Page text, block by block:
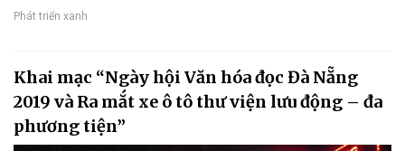
Phát triển xanh
Khai mạc “Ngày hội Văn hóa đọc Đà Nẵng
2019 và Ra mắt xe ô tô thư viện lưu động – đa
phương tiện”